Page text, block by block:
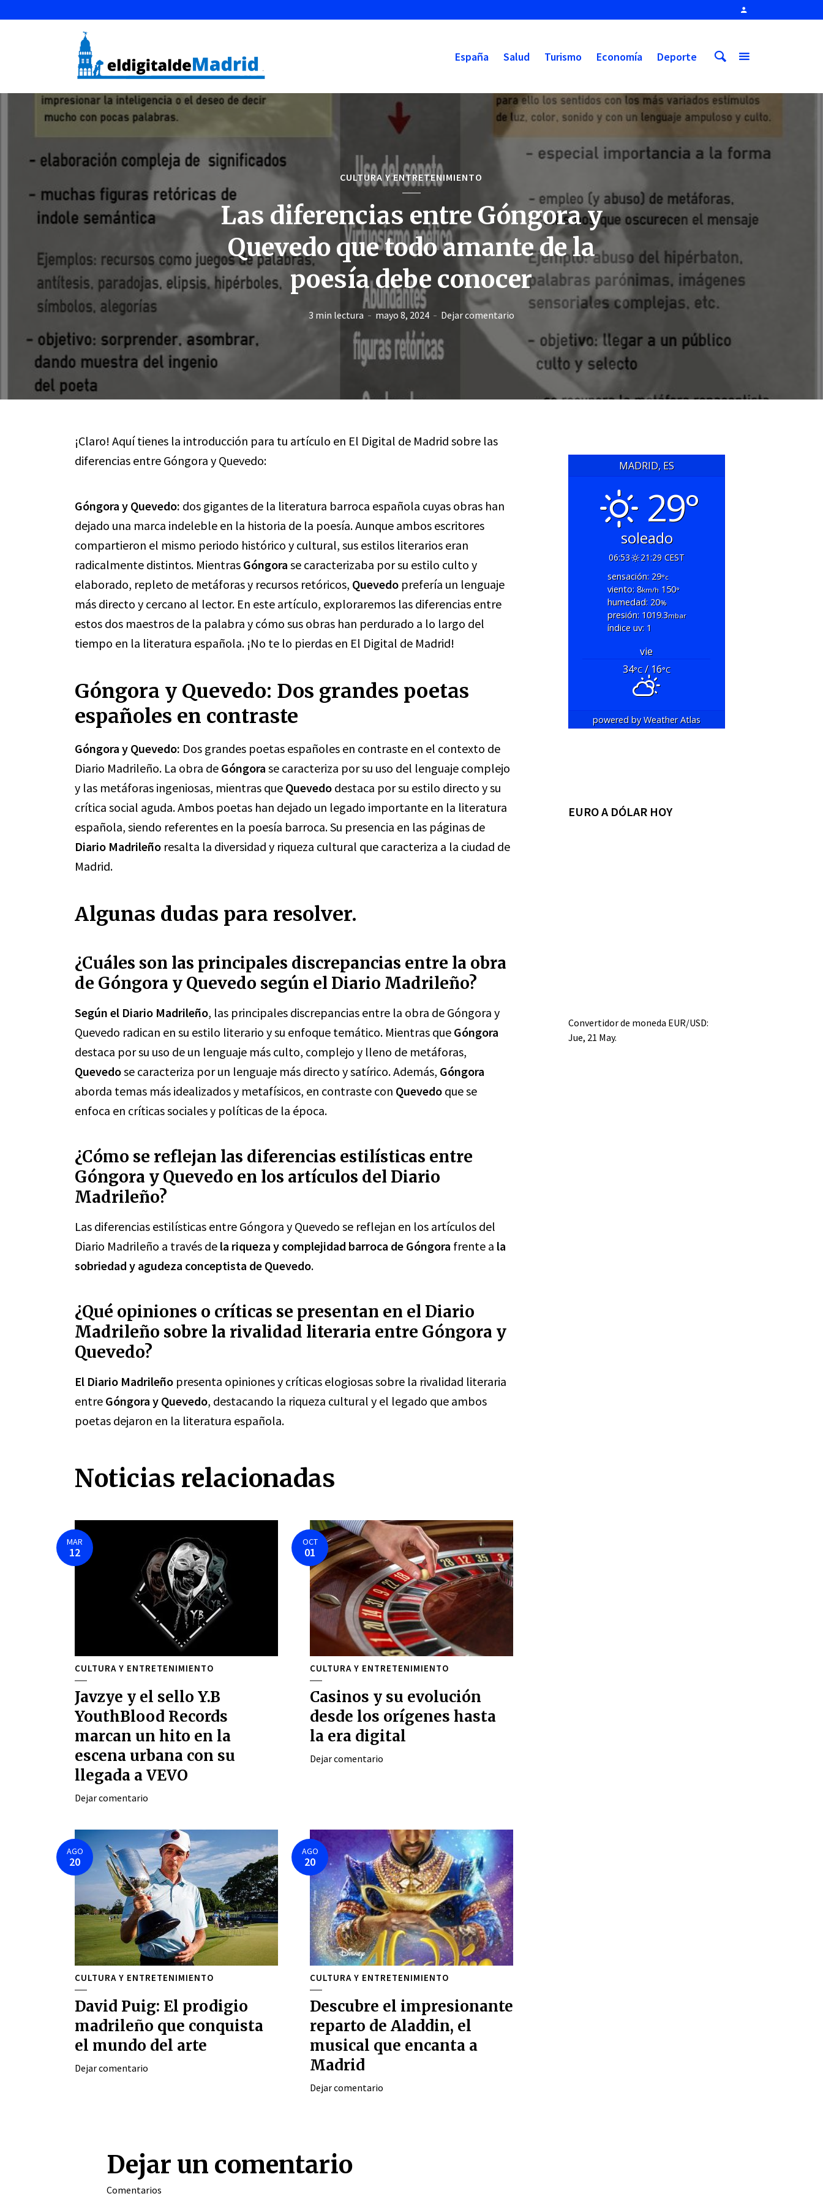
España Salud Turismo Economía Deporte
CULTURA Y ENTRETENIMIENTO
Las diferencias entre Góngora y
Quevedo que todo amante de la
poesía debe conocer
3 min lectura mayo 8, 2024 Dejar comentario
¡Claro! Aquí tienes la introducción para tu artículo en El Digital de Madrid sobre las
diferencias entre Góngora y Quevedo:
Góngora y Quevedo: dos gigantes de la literatura barroca española cuyas obras han
dejado una marca indeleble en la historia de la poesía. Aunque ambos escritores
compartieron el mismo periodo histórico y cultural, sus estilos literarios eran
radicalmente distintos. Mientras Góngora se caracterizaba por su estilo culto y
elaborado, repleto de metáforas y recursos retóricos, Quevedo prefería un lenguaje
más directo y cercano al lector. En este artículo, exploraremos las diferencias entre
estos dos maestros de la palabra y cómo sus obras han perdurado a lo largo del
tiempo en la literatura española. ¡No te lo pierdas en El Digital de Madrid!
Góngora y Quevedo: Dos grandes poetas
españoles en contraste
Góngora y Quevedo: Dos grandes poetas españoles en contraste en el contexto de
Diario Madrileño. La obra de Góngora se caracteriza por su uso del lenguaje complejo
y las metáforas ingeniosas, mientras que Quevedo destaca por su estilo directo y su
crítica social aguda. Ambos poetas han dejado un legado importante en la literatura
española, siendo referentes en la poesía barroca. Su presencia en las páginas de
Diario Madrileño resalta la diversidad y riqueza cultural que caracteriza a la ciudad de
Madrid.
Algunas dudas para resolver.
¿Cuáles son las principales discrepancias entre la obra
de Góngora y Quevedo según el Diario Madrileño?
Según el Diario Madrileño, las principales discrepancias entre la obra de Góngora y
Quevedo radican en su estilo literario y su enfoque temático. Mientras que Góngora
destaca por su uso de un lenguaje más culto, complejo y lleno de metáforas,
Quevedose caracteriza por un lenguaje más directo y satírico. Además, Góngora
aborda temas más idealizados y metafísicos, en contraste con Quevedo que se
enfoca en críticas sociales y políticas de la época.
¿Cómo se reflejan las diferencias estilísticas entre
Góngora y Quevedo en los artículos del Diario
Madrileño?
Las diferencias estilísticas entre Góngora y Quevedo se reflejan en los artículos del
Diario Madrileño a través de la riqueza y complejidad barroca de Góngora frente a la
sobriedad y agudeza conceptista de Quevedo.
¿Qué opiniones o críticas se presentan en el Diario
Madrileño sobre la rivalidad literaria entre Góngora y
Quevedo?
El Diario Madrileño presenta opiniones y críticas elogiosas sobre la rivalidad literaria
entre Góngora y Quevedo, destacando la riqueza cultural y el legado que ambos
poetas dejaron en la literatura española.
Noticias relacionadas
MAR
12
CULTURA Y ENTRETENIMIENTO
Javzye y el sello Y.B
YouthBlood Records
marcan un hito en la
escena urbana con su
llegada a VEVO
Dejar comentario
OCT
01
CULTURA Y ENTRETENIMIENTO
Casinos y su evolución
desde los orígenes hasta
la era digital
Dejar comentario
AGO
20
CULTURA Y ENTRETENIMIENTO
David Puig: El prodigio
madrileño que conquista
el mundo del arte
Dejar comentario
AGO
20
CULTURA Y ENTRETENIMIENTO
Descubre el impresionante
reparto de Aladdin, el
musical que encanta a
Madrid
Dejar comentario
Dejar un comentario
Comentarios
MADRID, ES
29°
soleado
06:53
21:29 CEST
sensación: 29°c
viento: 8km/h150°
humedad: 20%
presión: 1019.3mbar
índice uv: 1
vie
34°C/ 16°C
powered byWeather Atlas
EURO A DÓLAR HOY
Convertidor de moneda EUR/USD:
Jue, 21 May.